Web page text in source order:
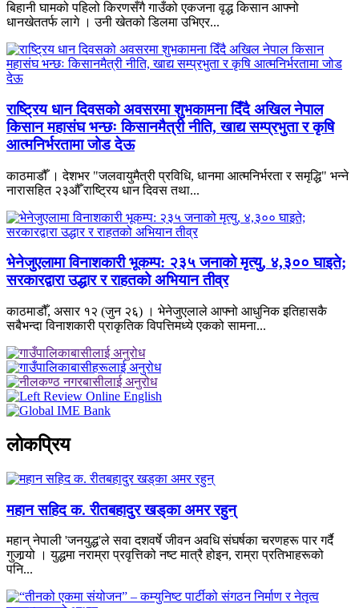
बिहानी घामको पहिलो किरणसँगै गाउँको एकजना वृद्ध किसान आफ्नो
धानखेततर्फ लागे । उनी खेतको डिलमा उभिएर...
राष्ट्रिय धान दिवसको अवसरमा शुभकामना दिँदै अखिल नेपाल
किसान महासंघ भन्छः किसानमैत्री नीति, खाद्य सम्प्रभुता र कृषि
आत्मनिर्भरतामा जोड देऊ
काठमाडौँ । देशभर "जलवायुमैत्री प्रविधि, धानमा आत्मनिर्भरता र समृद्धि" भन्ने
नारासहित २३औँ राष्ट्रिय धान दिवस तथा...
भेनेजुएलामा विनाशकारी भूकम्प: २३५ जनाको मृत्यु, ४,३०० घाइते;
सरकारद्वारा उद्धार र राहतको अभियान तीव्र
काठमाडौँ, असार १२ (जुन २६) । भेनेजुएलाले आफ्नो आधुनिक इतिहासकै
सबैभन्दा विनाशकारी प्राकृतिक विपत्तिमध्ये एकको सामना...
लाेकप्रिय
महान सहिद क. रीतबहादुर खड्‌का अमर रहुन्
महान् नेपाली 'जनयुद्ध'ले सवा दशवर्षे जीवन अवधि संघर्षका चरणहरू पार गर्दै
गुजार्‍यो । युद्धमा नराम्रा प्रवृत्तिको नष्ट मात्रै होइन, राम्रा प्रतिभाहरूको
पनि...